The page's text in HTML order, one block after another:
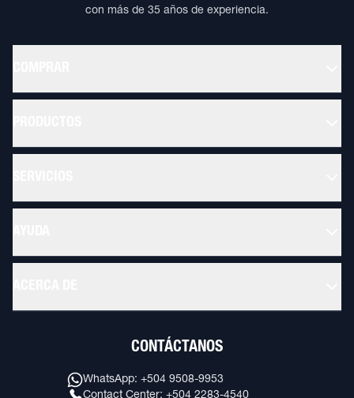
con más de 35 años de experiencia.
CONTÁCTANOS
WhatsApp: +504 9508-9953
Contact Center: +504 2283-4540